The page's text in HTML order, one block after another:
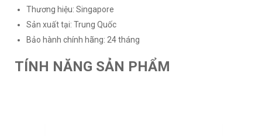
Thương hiệu: Singapore
Sản xuất tại: Trung Quốc
Bảo hành chính hãng: 24 tháng
TÍNH NĂNG SẢN PHẨM